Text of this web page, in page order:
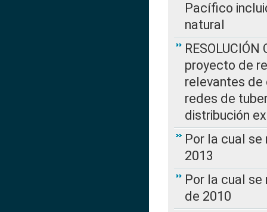
Pacífico
natural
proyecto de
relevantes de
redes de
distribución
Por la cual se
2013
Por la cual se
de 2010